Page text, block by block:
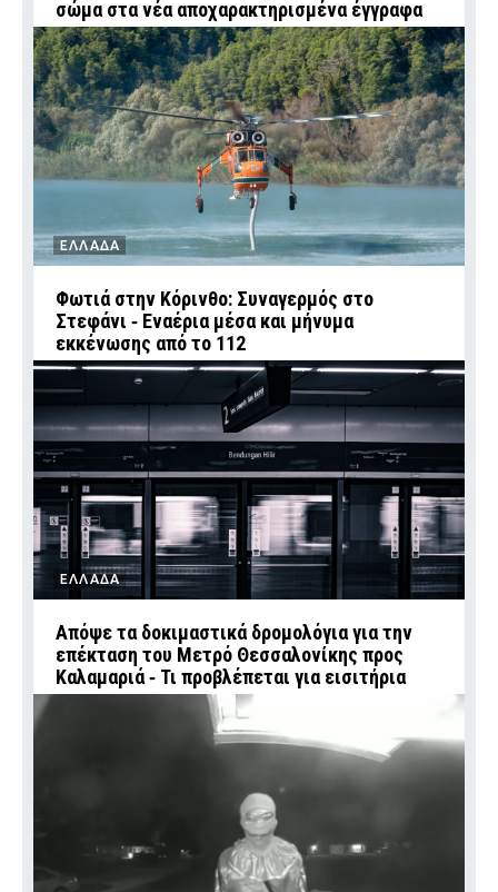
σώμα στα νέα αποχαρακτηρισμένα έγγραφα
ΕΛΛΑΔΑ
Φωτιά στην Κόρινθο: Συναγερμός στο
Στεφάνι ‑ Εναέρια μέσα και μήνυμα
εκκένωσης από το 112
ΕΛΛΑΔΑ
Απόψε τα δοκιμαστικά δρομολόγια για την
επέκταση του Μετρό Θεσσαλονίκης προς
Καλαμαριά ‑ Τι προβλέπεται για εισιτήρια